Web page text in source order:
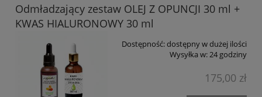
Odmładzający zestaw OLEJ Z OPUNCJI 30 ml +
KWAS HIALURONOWY 30 ml
Dostępność:dostępny w dużej ilości
Wysyłka w:24 godziny
175,00 zł